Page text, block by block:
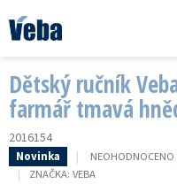
na
obsah
Dětský ručník
farmář tmavá
2016154
Novinka
PRŮMĚRNÉ
HODNOCENÍ
NEOHODNOCENO
ZNAČKA: VEBA